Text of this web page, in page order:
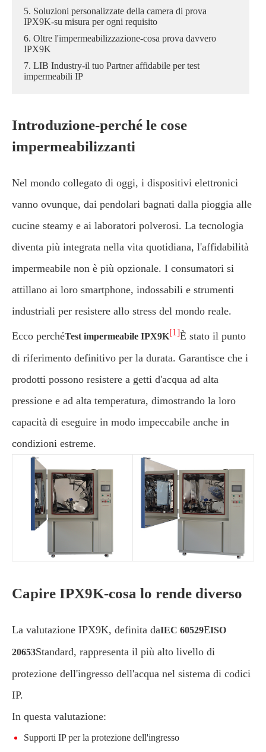
5. Soluzioni personalizzate della camera di prova
IPX9K-su misura per ogni requisito
6. Oltre l'impermeabilizzazione-cosa prova davvero
IPX9K
7. LIB Industry-il tuo Partner affidabile per test
impermeabili IP
Introduzione-perché le cose
impermeabilizzanti
Nel mondo collegato di oggi, i dispositivi elettronici
vanno ovunque, dai pendolari bagnati dalla pioggia alle
cucine steamy e ai laboratori polverosi. La tecnologia
diventa più integrata nella vita quotidiana, l'affidabilità
impermeabile non è più opzionale. I consumatori si
attillano ai loro smartphone, indossabili e strumenti
industriali per resistere allo stress del mondo reale.
Ecco perchéTest impermeabile IPX9K[1]È stato il punto
di riferimento definitivo per la durata. Garantisce che i
prodotti possono resistere a getti d'acqua ad alta
pressione e ad alta temperatura, dimostrando la loro
capacità di eseguire in modo impeccabile anche in
condizioni estreme.
Capire IPX9K-cosa lo rende diverso
La valutazione IPX9K, definita daIEC 60529EISO
20653Standard, rappresenta il più alto livello di
protezione dell'ingresso dell'acqua nel sistema di codici
IP.
In questa valutazione:
Supporti IP per la protezione dell'ingresso